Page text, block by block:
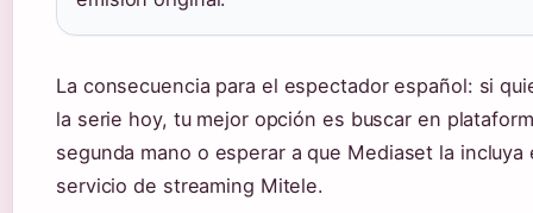
La consecuencia para el espectador español: si
la serie hoy, tu mejor opción es buscar en
segunda mano o esperar a que Mediaset la incluya
servicio de streaming Mitele.